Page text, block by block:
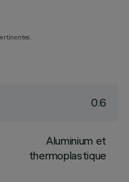
0.6
Aluminium et
thermoplastique